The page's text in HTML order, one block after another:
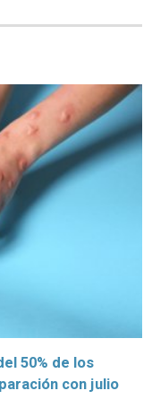
50% de los
con julio